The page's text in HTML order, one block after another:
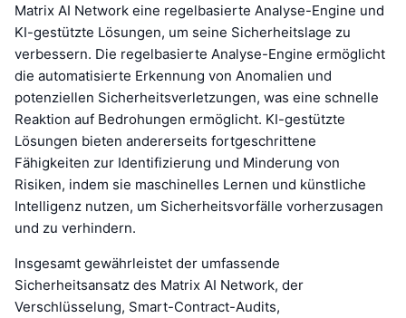
Matrix AI Network eine regelbasierte Analyse-Engine und
KI-gestützte Lösungen, um seine Sicherheitslage zu
verbessern. Die regelbasierte Analyse-Engine ermöglicht
die automatisierte Erkennung von Anomalien und
potenziellen Sicherheitsverletzungen, was eine schnelle
Reaktion auf Bedrohungen ermöglicht. KI-gestützte
Lösungen bieten andererseits fortgeschrittene
Fähigkeiten zur Identifizierung und Minderung von
Risiken, indem sie maschinelles Lernen und künstliche
Intelligenz nutzen, um Sicherheitsvorfälle vorherzusagen
und zu verhindern.
Insgesamt gewährleistet der umfassende
Sicherheitsansatz des Matrix AI Network, der
Verschlüsselung, Smart-Contract-Audits,